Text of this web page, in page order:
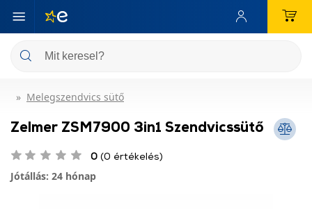
Melegszendvics sütő
Zelmer ZSM7900 3in1 Szendvicssütő
0 (0 értékelés)
Jótállás: 24 hónap